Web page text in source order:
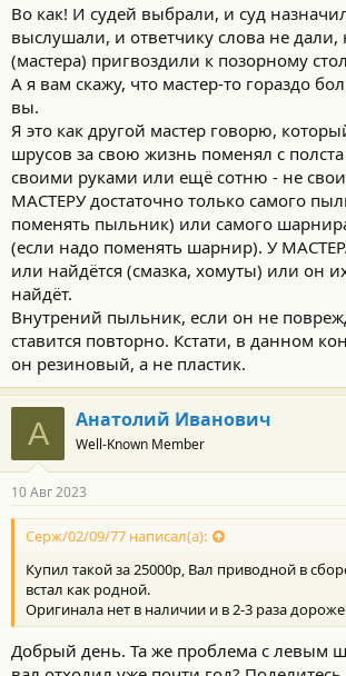
Во как! И судей выбрали, и суд
выслушали, и ответчику слова не дали,
(мастера) пригвоздили к позорному
А я вам скажу, что мастер-то гораздо
вы.
Я это как другой мастер говорю,
шрусов за свою жизнь поменял с
своими руками или ещё сотню - не
МАСТЕРУ достаточно только самого
поменять пыльник) или самого
(если надо поменять шарнир). У
или найдётся (смазка, хомуты) или он
найдёт.
Внутрений пыльник, если он не
ставится повторно. Кстати, в данном
он резиновый, а не пластик.
А Анатолий Иванович
Well-Known Member
10 Авг 2023
Серж/02/09/77 написал(а):
Купил такой за 25000р, Вал приводной в
встал как родной.
Оригинала нет в наличии и в 2-3 раза
Добрый день. Та же проблема с левым